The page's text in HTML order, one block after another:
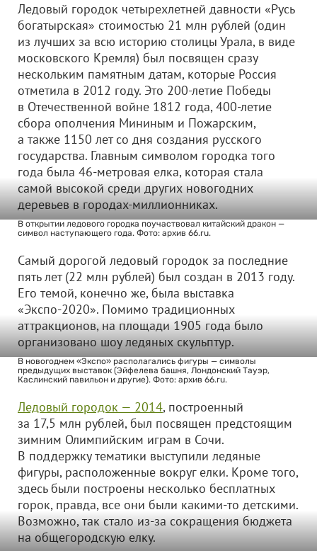
Ледовый городок четырехлетней давности «Русь
богатырская» стоимостью 21 млн рублей (один
из лучших за всю историю столицы Урала, в виде
московского Кремля) был посвящен сразу
нескольким памятным датам, которые Россия
отметила в 2012 году. Это 200-летие Победы
в Отечественной войне 1812 года, 400-летие
сбора ополчения Мининым и Пожарским,
а также 1150 лет со дня создания русского
государства. Главным символом городка того
года была 46-метровая елка, которая стала
самой высокой среди других новогодних
деревьев в городах-миллионниках.
В открытии ледового городка поучаствовал китайский дракон —
символ наступающего года. Фото: архив 66.ru.
Самый дорогой ледовый городок за последние
пять лет (22 млн рублей) был создан в 2013 году.
Его темой, конечно же, была выставка
«Экспо-2020». Помимо традиционных
аттракционов, на площади 1905 года было
организовано шоу ледяных скульптур.
В новогоднем «Экспо» располагались фигуры — символы
предыдущих выставок (Эйфелева башня, Лондонский Тауэр,
Каслинский павильон и другие). Фото: архив 66.ru.
Ледовый городок — 2014, построенный
за 17,5 млн рублей, был посвящен предстоящим
зимним Олимпийским играм в Сочи.
В поддержку тематики выступили ледяные
фигуры, расположенные вокруг елки. Кроме того,
здесь были построены несколько бесплатных
горок, правда, все они были какими-то детскими.
Возможно, так стало из-за сокращения бюджета
на общегородскую елку.